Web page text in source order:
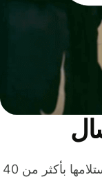
وفّر المال عند إرسال الأموال وإنفاقها واستلامها بأكثر من 40